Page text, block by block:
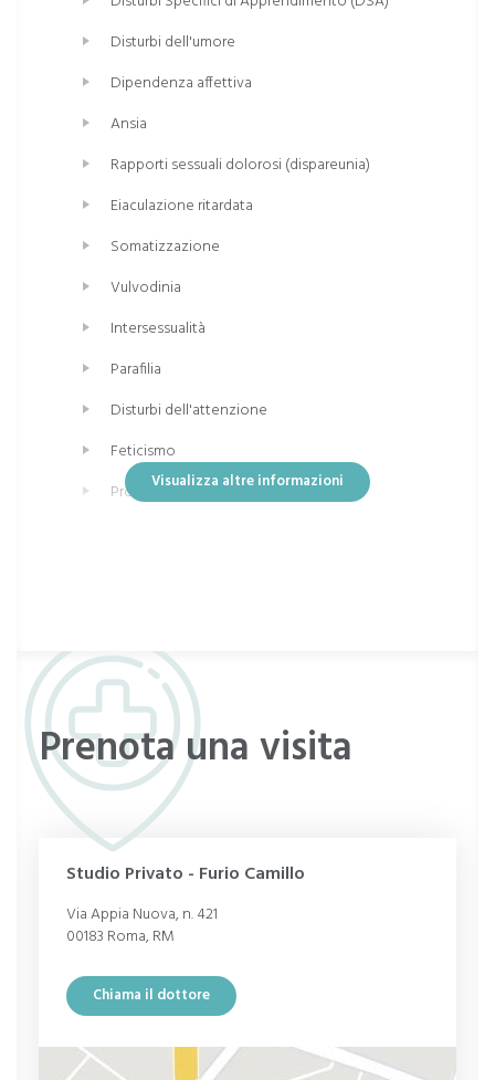
Disturbi dell'umore
Dipendenza affettiva
Ansia
Rapporti sessuali dolorosi (dispareunia)
Eiaculazione ritardata
Somatizzazione
Vulvodinia
Intersessualità
Parafilia
Disturbi dell'attenzione
Feticismo
Problemi di coppia
Crisi di coppia
Ansia da prestazione
problemi relazionali
Frigidità
Disturbi relazionali
infertilità
Nevrosi
Autostima
Vaginismo
Ipersessualità
Eiaculazione retrograda
Visualizza altre informazioni
Prenota una visita
Studio Privato - Furio Camillo
Via Appia Nuova, n. 421
00183 Roma, RM
Chiama il dottore